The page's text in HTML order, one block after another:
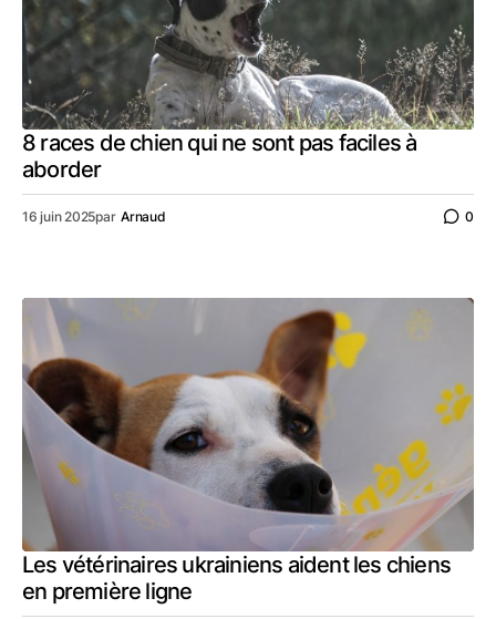
8 races de chien qui ne sont pas faciles à
aborder
16 juin 2025par Arnaud 0
Les vétérinaires ukrainiens aident les chiens
en première ligne